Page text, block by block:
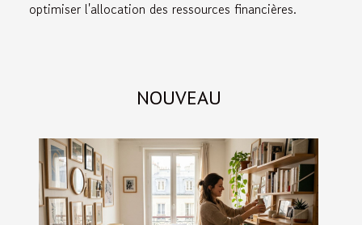
optimiser l'allocation des ressources financières.
NOUVEAU